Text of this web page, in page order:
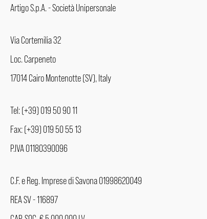
Artigo S.p.A. - Società Unipersonale
Via Cortemilia 32
Loc. Carpeneto
17014 Cairo Montenotte (SV), Italy
Tel: (+39) 019 50 90 11
Fax: (+39) 019 50 55 13
P.IVA 01180390096
C.F. e Reg. Imprese di Savona 01998620049
REA SV - 116897